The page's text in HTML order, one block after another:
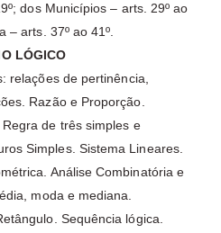
dos Municípios – arts. 29º ao
– arts. 37º ao 41º.
LÓGICO
relações de pertinência,
Razão e Proporção.
de três simples e
Simples. Sistema Lineares.
Análise Combinatória e
moda e mediana.
Sequência lógica.